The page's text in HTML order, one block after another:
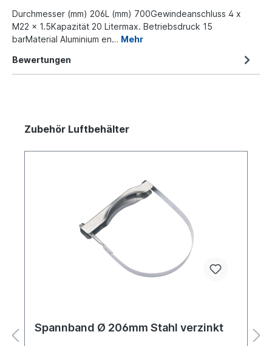
Durchmesser (mm) 206L (mm) 700Gewindeanschluss 4 x
M22 x 1.5Kapazität 20 Litermax. Betriebsdruck 15
barMaterial Aluminium en… Mehr
Bewertungen
Zubehör Luftbehälter
Spannband Ø 206mm Stahl verzinkt